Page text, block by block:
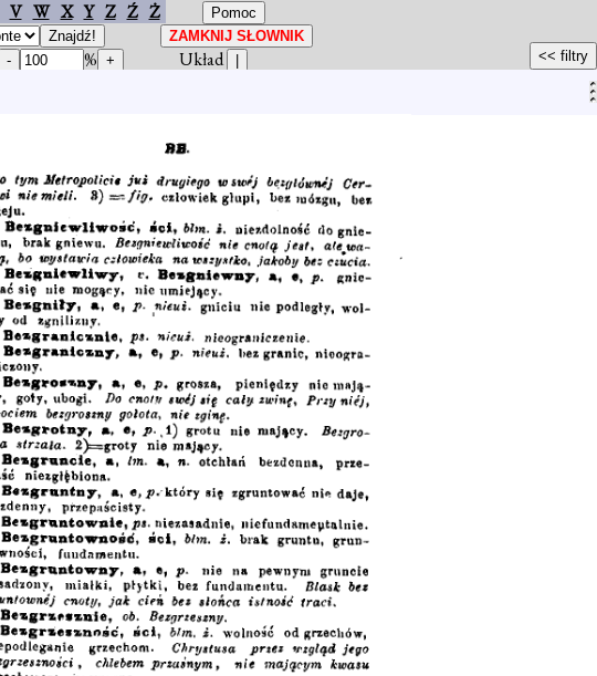
V W X Y Z Ź Ż
%
Układ